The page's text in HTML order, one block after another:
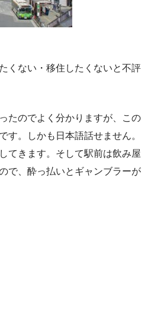
くない・移住したくないと不評
たのでよく分かりますが、この
す。しかも日本語話せません。
てきます。そして駅前は飲み屋
で、酔っ払いとギャンブラーが